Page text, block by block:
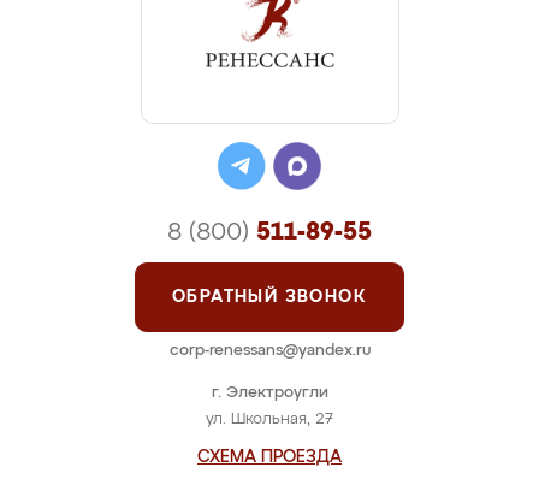
г. Электроугли
ул. Школьная, 27
СХЕМА ПРОЕЗДА
8 (800) 511-89-55
ОБРАТНЫЙ ЗВОНОК
corp-renessans@yandex.ru